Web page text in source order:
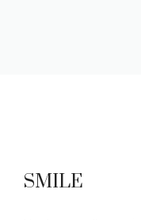
SMILE